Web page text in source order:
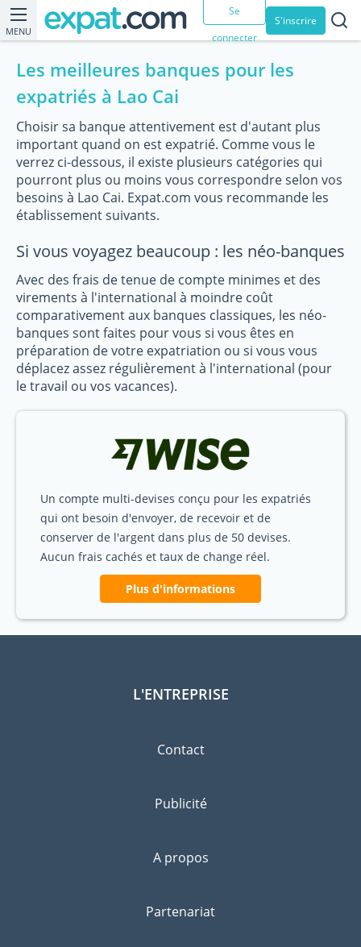
MENU
Se
connecter
S'inscrire
Les meilleures banques pour les
expatriés à Lao Cai
Choisir sa banque attentivement est d'autant plus
important quand on est expatrié. Comme vous le
verrez ci-dessous, il existe plusieurs catégories qui
pourront plus ou moins vous correspondre selon vos
besoins à Lao Cai. Expat.com vous recommande les
établissement suivants.
Si vous voyagez beaucoup : les néo-banques
Avec des frais de tenue de compte minimes et des
virements à l'international à moindre coût
comparativement aux banques classiques, les néo-
banques sont faites pour vous si vous êtes en
préparation de votre expatriation ou si vous vous
déplacez assez régulièrement à l'international (pour
le travail ou vos vacances).
Un compte multi-devises conçu pour les expatriés
qui ont besoin d'envoyer, de recevoir et de
conserver de l'argent dans plus de 50 devises.
Aucun frais cachés et taux de change réel.
Plus d'informations
L'ENTREPRISE
Contact
Publicité
A propos
Partenariat